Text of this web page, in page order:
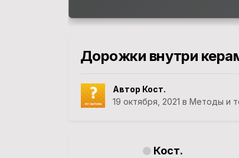
Дорожки внутри
Автор Кост.
19 октября, 2021 в Методы и
Кост.